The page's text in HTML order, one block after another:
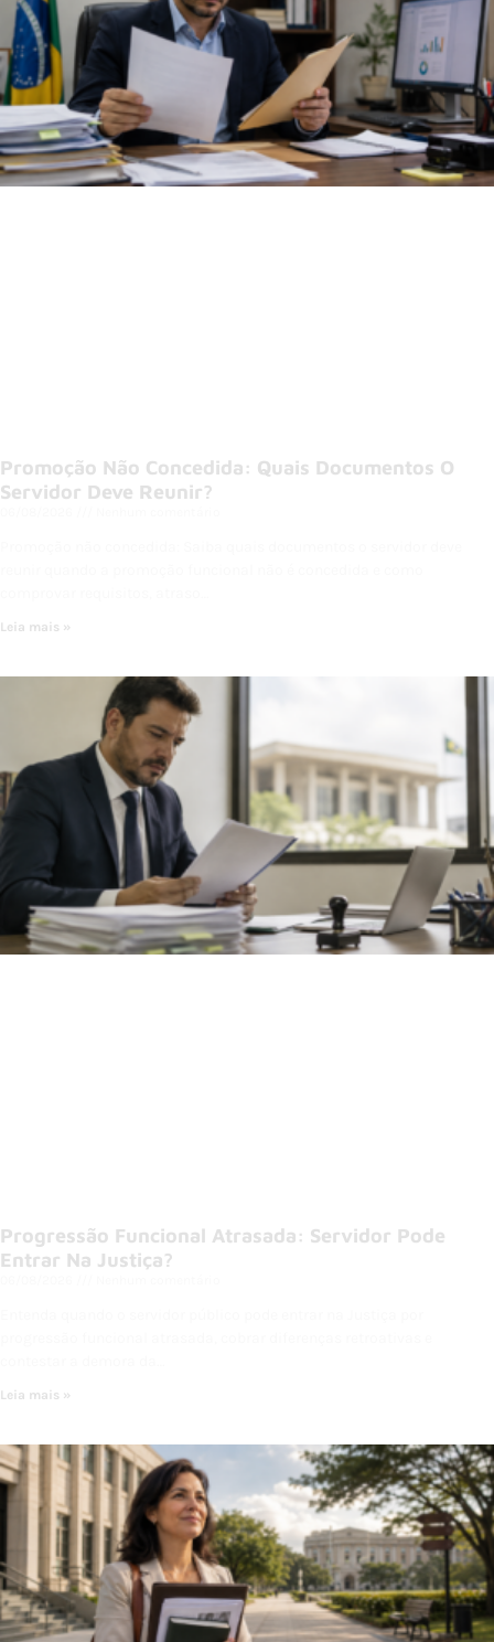
Promoção Não Concedida: Quais Documentos O
Servidor Deve Reunir?
Leia mais »
Progressão Funcional Atrasada: Servidor Pode
Entrar Na Justiça?
Leia mais »